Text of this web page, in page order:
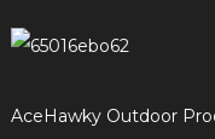
AceHawky Outdoor